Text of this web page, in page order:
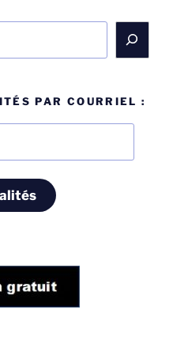
PAR COURRIEL :